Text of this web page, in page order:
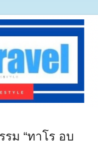
รม “ทาโร อบ